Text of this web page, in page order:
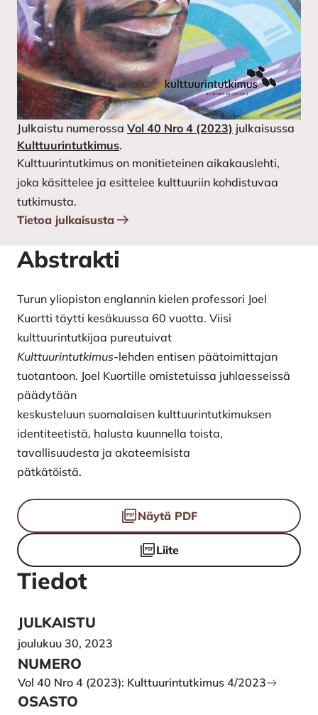
Julkaistu numerossa Vol 40 Nro 4 (2023) julkaisussa
Kulttuurintutkimus.
Kulttuurintutkimus on monitieteinen aikakauslehti,
joka käsittelee ja esittelee kulttuuriin kohdistuvaa
tutkimusta.
Tietoa julkaisusta
Abstrakti
Turun yliopiston englannin kielen professori Joel
Kuortti täytti kesäkuussa 60 vuotta. Viisi
kulttuurintutkijaa pureutuivat
Kulttuurintutkimus-lehden entisen päätoimittajan
tuotantoon. Joel Kuortille omistetuissa juhlaesseissä
päädytään
keskusteluun suomalaisen kulttuurintutkimuksen
identiteetistä, halusta kuunnella toista,
tavallisuudesta ja akateemisista
pätkätöistä.
Tiedostot
Näytä PDF
Liite
Tiedot
JULKAISTU
joulukuu 30, 2023
NUMERO
Vol 40 Nro 4 (2023): Kulttuurintutkimus 4/2023
OSASTO